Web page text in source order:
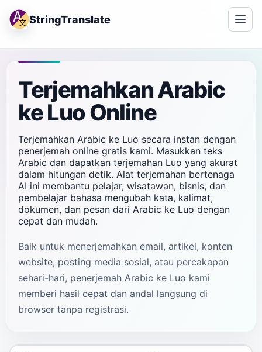
StringTranslate
Terjemahkan Arabic
ke Luo Online
Terjemahkan Arabic ke Luo secara instan dengan
penerjemah online gratis kami. Masukkan teks
Arabic dan dapatkan terjemahan Luo yang akurat
dalam hitungan detik. Alat terjemahan bertenaga
AI ini membantu pelajar, wisatawan, bisnis, dan
pembelajar bahasa mengubah kata, kalimat,
dokumen, dan pesan dari Arabic ke Luo dengan
cepat dan mudah.
Baik untuk menerjemahkan email, artikel, konten
website, posting media sosial, atau percakapan
sehari-hari, penerjemah Arabic ke Luo kami
memberi hasil cepat dan andal langsung di
browser tanpa registrasi.